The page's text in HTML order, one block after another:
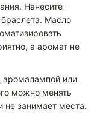
Нанесите
Масло
а аромат не
или
можно менять
не занимает места.